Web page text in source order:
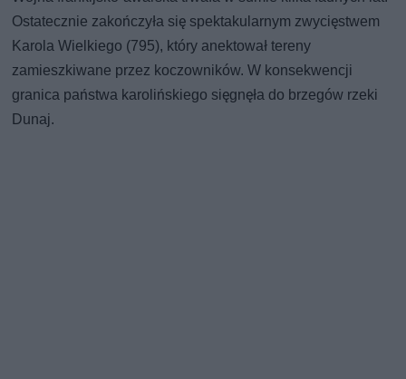
Ostatecznie zakończyła się spektakularnym zwycięstwem
Karola Wielkiego (795), który anektował tereny
zamieszkiwane przez koczowników. W konsekwencji
granica państwa karolińskiego sięgnęła do brzegów rzeki
Dunaj.